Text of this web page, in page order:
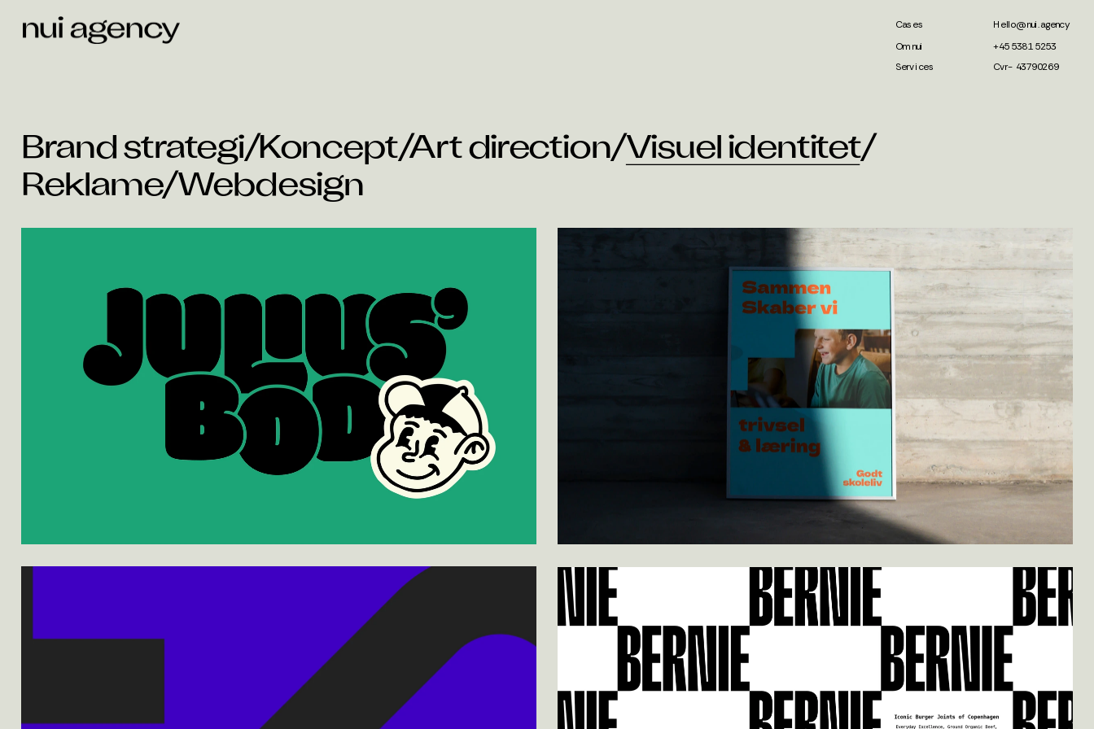
Cases
Hello@nui.agency
Om nui
+45 5381 5253
Services
Cvr- 43790269
Brand strategi/Koncept/Art direction/Visuel identitet/
Reklame/Webdesign